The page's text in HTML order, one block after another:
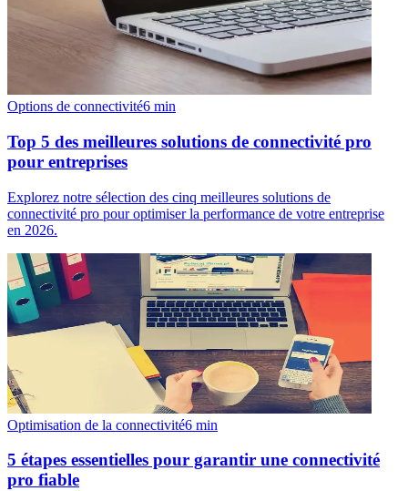
Options de connectivité6 min
Top 5 des meilleures solutions de connectivité pro
pour entreprises
Explorez notre sélection des cinq meilleures solutions de
connectivité pro pour optimiser la performance de votre entreprise
en 2026.
Optimisation de la connectivité6 min
5 étapes essentielles pour garantir une connectivité
pro fiable